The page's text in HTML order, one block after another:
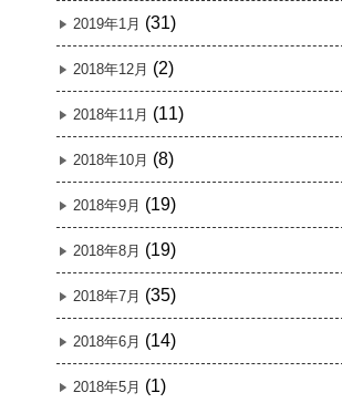
2019年1月 (31)
2018年12月 (2)
2018年11月 (11)
2018年10月 (8)
2018年9月 (19)
2018年8月 (19)
2018年7月 (35)
2018年6月 (14)
2018年5月 (1)